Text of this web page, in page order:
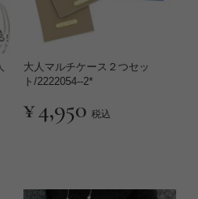
大人マルチケース２つセッ
ト/2222054--2*
¥4,950 税込